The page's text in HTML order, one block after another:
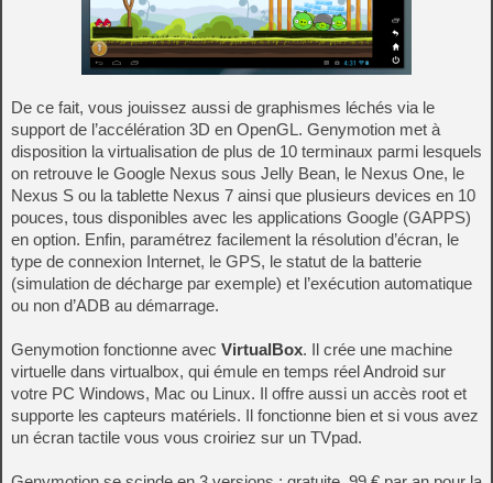
De ce fait, vous jouissez aussi de graphismes léchés via le
support de l’accélération 3D en OpenGL. Genymotion met à
disposition la virtualisation de plus de 10 terminaux parmi lesquels
on retrouve le Google Nexus sous Jelly Bean, le Nexus One, le
Nexus S ou la tablette Nexus 7 ainsi que plusieurs devices en 10
pouces, tous disponibles avec les applications Google (GAPPS)
en option. Enfin, paramétrez facilement la résolution d’écran, le
type de connexion Internet, le GPS, le statut de la batterie
(simulation de décharge par exemple) et l’exécution automatique
ou non d’ADB au démarrage.
Genymotion fonctionne avec VirtualBox. Il crée une machine
virtuelle dans virtualbox, qui émule en temps réel Android sur
votre PC Windows, Mac ou Linux. Il offre aussi un accès root et
supporte les capteurs matériels. Il fonctionne bien et si vous avez
un écran tactile vous vous croiriez sur un TVpad.